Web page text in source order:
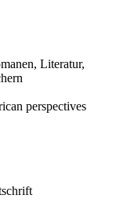
Literatur,
perspectives